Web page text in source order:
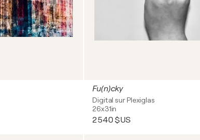
Fu(n)cky
Digital sur Plexiglas
26x31in
2 540 $US